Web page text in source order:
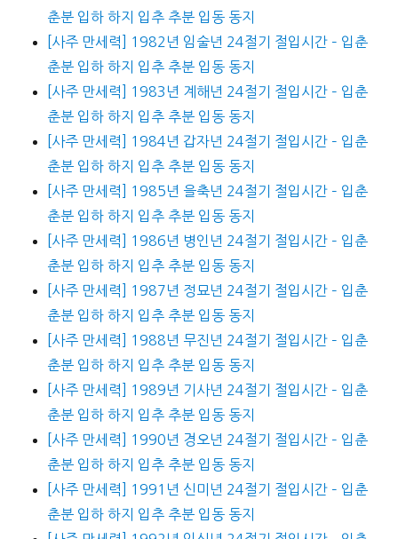
춘분 입하 하지 입추 추분 입동 동지
[사주 만세력] 1982년 임술년 24절기 절입시간 – 입춘
춘분 입하 하지 입추 추분 입동 동지
[사주 만세력] 1983년 계해년 24절기 절입시간 – 입춘
춘분 입하 하지 입추 추분 입동 동지
[사주 만세력] 1984년 갑자년 24절기 절입시간 – 입춘
춘분 입하 하지 입추 추분 입동 동지
[사주 만세력] 1985년 을축년 24절기 절입시간 – 입춘
춘분 입하 하지 입추 추분 입동 동지
[사주 만세력] 1986년 병인년 24절기 절입시간 – 입춘
춘분 입하 하지 입추 추분 입동 동지
[사주 만세력] 1987년 정묘년 24절기 절입시간 – 입춘
춘분 입하 하지 입추 추분 입동 동지
[사주 만세력] 1988년 무진년 24절기 절입시간 – 입춘
춘분 입하 하지 입추 추분 입동 동지
[사주 만세력] 1989년 기사년 24절기 절입시간 – 입춘
춘분 입하 하지 입추 추분 입동 동지
[사주 만세력] 1990년 경오년 24절기 절입시간 – 입춘
춘분 입하 하지 입추 추분 입동 동지
[사주 만세력] 1991년 신미년 24절기 절입시간 – 입춘
춘분 입하 하지 입추 추분 입동 동지